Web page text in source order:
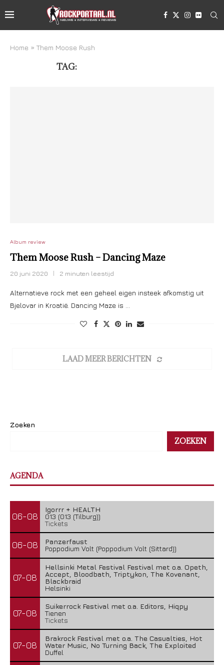
Home » Them Moose Rush
TAG:
Album review
Them Moose Rush – Dancing Maze
20 juni 2020 2 minuten leestijd
Alternatieve rock met een geheel eigen insteek afkomstig uit
Bjelovar in Kroatië. Dancing Maze is …
LAAD MEER BERICHTEN
Zoeken
ZOEKEN
AGENDA
06-08
Igorrr + HEALTH
013 (013 (Tilburg))
Tickets
06-08
Panzerfaust
Poppodium Volt (Poppodium Volt (Sittard))
07-08
Hellsinki Metal Festival Festival met o.a. Opeth,
Accept, Bloodbath, Triptykon, The Kovenant,
Blackbraid
Helsinki
07-08
Suikerrock Festival met o.a. Editors, Hiqpy
Tienen
Tickets
07-08
Brakrock Festival met o.a. The Casualties, Hot
Water Music, No Turning Back, The Exploited
Duffel